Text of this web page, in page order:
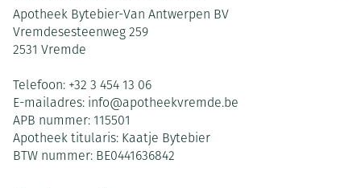
Apotheek Bytebier-Van Antwerpen BV
Vremdesesteenweg 259
2531 Vremde
Telefoon: +32 3 454 13 06
E-mailadres: info@apotheekvremde.be
APB nummer: 115501
Apotheek titularis: Kaatje Bytebier
BTW nummer: BE0441636842